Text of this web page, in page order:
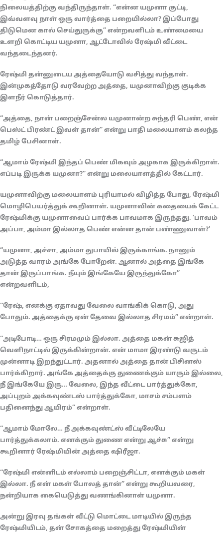
நிலையத்திற்கு வந்திருந்தாள். “என்ன யமுனா குட்டி,
இவ்வளவு நாள் ஒரு வார்த்தை பறையில்லா? இப்போது
திடுமென கால் செய்துருக்கு” என்றவளிடம் உண்மையை
உளறி கொட்டிய யமுனா, ஆட்டோவில் ரேஷ்மி வீட்டை
வந்தடைந்தனர்.
ரேஷ்மி தன்னுடைய அத்தையோடு வசித்து வந்தாள்.
இன்முகத்தோடு வரவேற்ற அத்தை, யமுனாவிற்கு குடிக்க
இளநீர் கொடுத்தார்.
“அத்தை, நான் பறைஞ்சேன்ல யமுனான்ற சுந்தரி பெண், என்
பெஸ்ட் பிரண்ட் இவள் தான்” என்று பாதி மலையாளம் கலந்த
தமிழ் பேசினாள்.
“ஆமாம் ரேஷ்மி இந்தப் பெண் மிகவும் அழகாக இருக்கிறாள்.
எப்படி இருக்க யமுனா?” என்று மலையாளத்தில் கேட்டார்.
யமுனாவிற்கு மலையாளம் புரியாமல் விழித்த போது, ரேஷ்மி
மொழிபெயர்த்துக் கூறினாள். யமுனாவின் கதையைக் கேட்ட
ரேஷ்மிக்கு யமுனாவைப் பார்க்க பாவமாக இருந்தது. ‘பாவம்
அப்பா, அம்மா இல்லாத பெண் என்ன தான் பண்ணுவாள்?’
“யமுனா, அச்சா, அம்மா துபாயில் இருக்காங்க. நானும்
அடுத்த வாரம் அங்கே போறேன். ஆனால் அத்தை இங்கே
தான் இருப்பாங்க. நீயும் இங்கேயே இருந்துக்கோ”
என்றவளிடம்,
“ரேஷ், எனக்கு ஏதாவது வேலை வாங்கிக் கொடு, அது
போதும். அத்தைக்கு ஏன் தேவை இல்லாத சிரமம்” என்றாள்.
“அடிபோடி… ஒரு சிரமமும் இல்லா. அத்தை மகன் சுஜித்
வெளிநாட்டில் இருக்கின்றான். என் மாமா இரண்டு வருடம்
முன்னாடி இறந்துட்டார். அதனால் அத்தை தான் பிசினஸ்
பார்க்கிறார். அங்கே அத்தைக்கு துணைக்கும் யாரும் இல்லை,
நீ இங்கேயே இரு… வேலை, இந்த வீட்டை பார்த்துக்கோ,
அப்புறம் அக்கவுண்டஸ் பார்த்துக்கோ, மாசம் சம்பளம்
பதினைந்து ஆயிரம்” என்றாள்.
“ஆமாம் மோலே… நீ அக்கவுண்ட்ஸ் வீட்டிலேயே
பார்த்துக்கலாம். எனக்கும் துணை என்று ஆச்சு” என்று
கூறினார் ரேஷ்மியின் அத்தை ஷிரீஜா.
“ரேஷ்மி என்னிடம் எல்லாம் பறைஞ்சிட்டா, எனக்கும் மகள்
இல்லா. நீ என் மகள் போலத் தான்” என்று கூறியவரை,
நன்றியாக கையெடுத்து வணங்கினாள் யமுனா.
அன்று இரவு தங்கள் வீட்டு மொட்டை மாடியில் இருந்த
ரேஷ்மியிடம், தன் சோகத்தை மறைத்து ரேஷ்மியின்